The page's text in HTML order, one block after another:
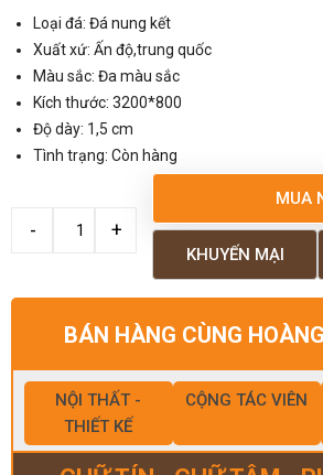
Loại đá: Đá nung kết
Xuất xứ: Ấn độ,trung quốc
Màu sắc: Đa màu sắc
Kích thước: 3200*800
Độ dày: 1,5 cm
Tình trạng: Còn hàng
MUA
KHUYẾN MẠI
BÁN HÀNG CÙNG
NỘI THẤT -
THIẾT KẾ
CỘNG TÁC VIÊN